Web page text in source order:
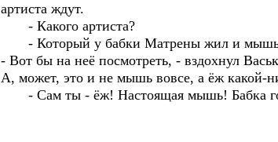
артиста ждут.
- Какого артиста?
- Который у бабки Матрены жил и мышь
- Вот бы на неё посмотреть, - вздохнул
А, может, это и не мышь вовсе, а ёж какой-
- Сам ты - ёж! Настоящая мышь! Бабка